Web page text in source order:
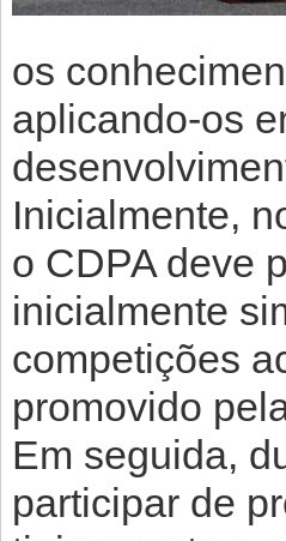
os
aplicando-os
Inicialmente,
o CDPA deve
inicialmente
competições
promovido
Em seguida,
participar de